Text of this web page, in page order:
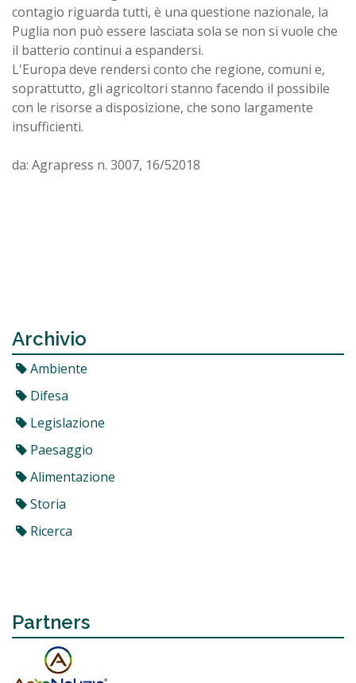
contagio riguarda tutti, è una questione nazionale, la
Puglia non può essere lasciata sola se non si vuole che
il batterio continui a espandersi.
L'Europa deve rendersi conto che regione, comuni e,
soprattutto, gli agricoltori stanno facendo il possibile
con le risorse a disposizione, che sono largamente
insufficienti.
da: Agrapress n. 3007, 16/52018
Archivio
Ambiente
Difesa
Legislazione
Paesaggio
Alimentazione
Storia
Ricerca
Partners